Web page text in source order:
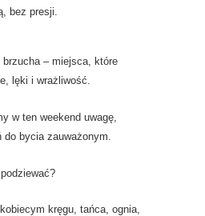
bez presji.
– miejsca, które
lęki i wrażliwość.
w ten weekend uwagę,
do bycia zauważonym.
kręgu, tańca, ognia,